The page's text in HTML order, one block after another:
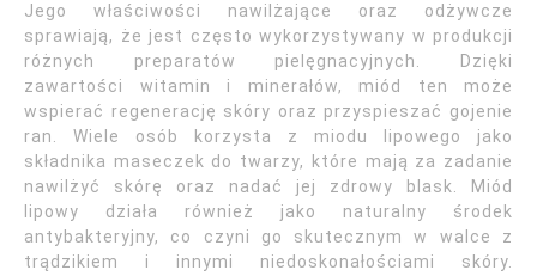
Jego właściwości nawilżające oraz odżywcze
sprawiają, że jest często wykorzystywany w produkcji
różnych preparatów pielęgnacyjnych. Dzięki
zawartości witamin i minerałów, miód ten może
wspierać regenerację skóry oraz przyspieszać gojenie
ran. Wiele osób korzysta z miodu lipowego jako
składnika maseczek do twarzy, które mają za zadanie
nawilżyć skórę oraz nadać jej zdrowy blask. Miód
lipowy działa również jako naturalny środek
antybakteryjny, co czyni go skutecznym w walce z
trądzikiem i innymi niedoskonałościami skóry.